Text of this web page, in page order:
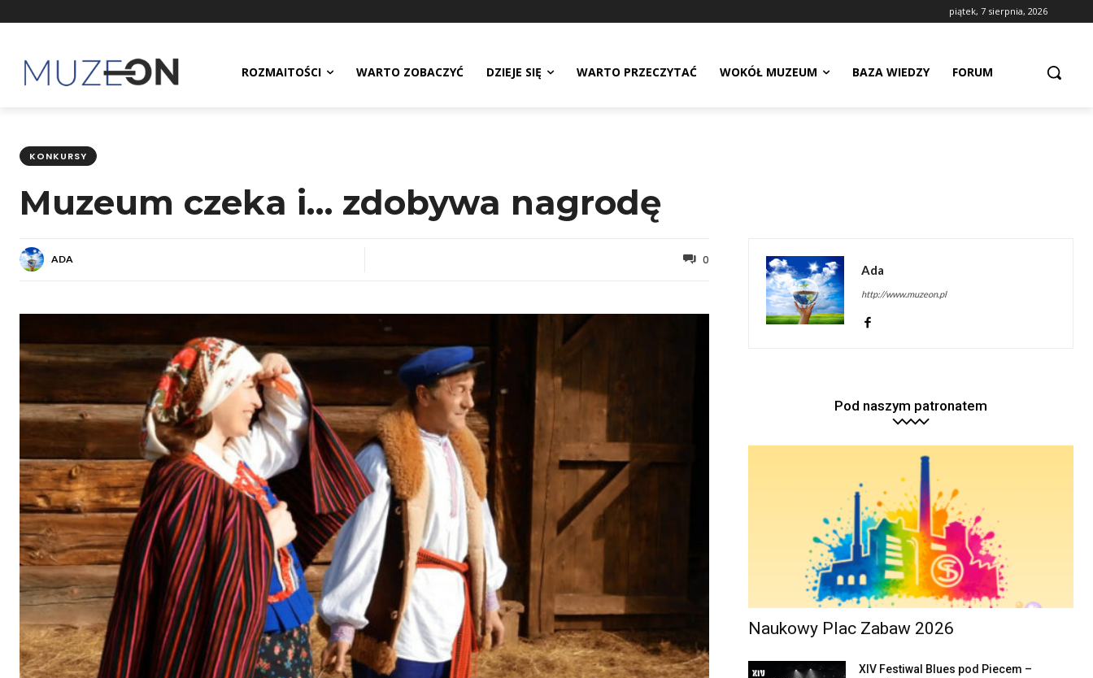
piątek, 7 sierpnia, 2026
ROZMAITOŚCI WARTO ZOBACZYĆ DZIEJE SIĘ WARTO PRZECZYTAĆ WOKÓŁ MUZEUM BAZA WIEDZY FORUM
KONKURSY
Muzeum czeka i… zdobywa nagrodę
ADA 0
Ada
http://www.muzeon.pl
Pod naszym patronatem
Naukowy Plac Zabaw 2026
XIV Festiwal Blues pod Piecem –